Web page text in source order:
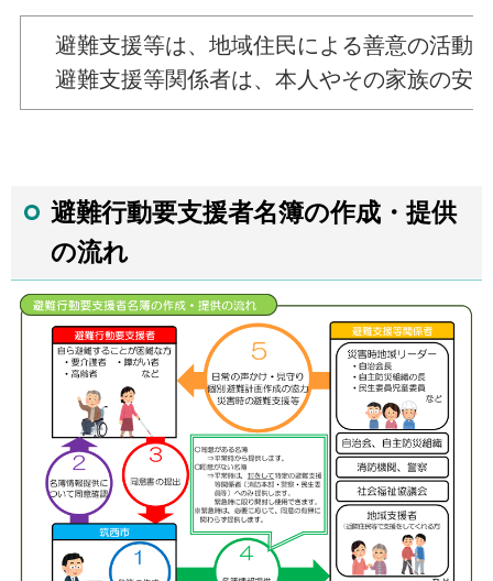
避難支援等は、地域住民による善意の活動
避難支援等関係者は、本人やその家族の安
避難行動要支援者名簿の作成・提供
の流れ